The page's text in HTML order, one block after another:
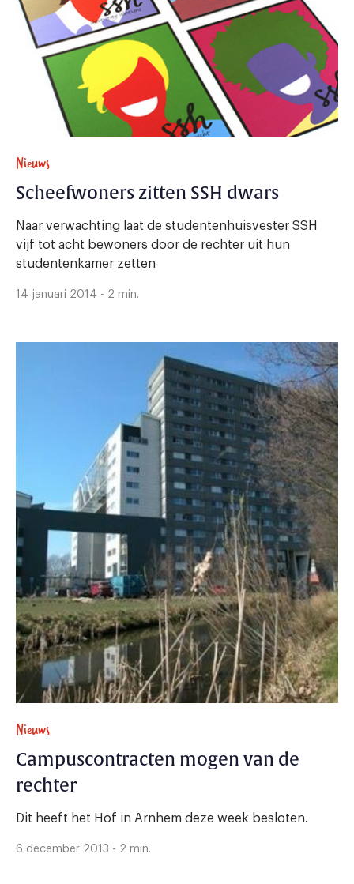
Nieuws
Scheefwoners zitten SSH dwars
Naar verwachting laat de studentenhuisvester SSH
vijf tot acht bewoners door de rechter uit hun
studentenkamer zetten
14 januari 2014 - 2 min.
Nieuws
Campuscontracten mogen van de
rechter
Dit heeft het Hof in Arnhem deze week besloten.
6 december 2013 - 2 min.